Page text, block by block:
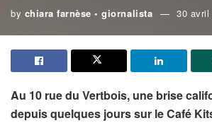
by chiara farnèse • giornalista 30 avril
Au 10 rue du Vertbois, une brise
depuis quelques jours sur le Café